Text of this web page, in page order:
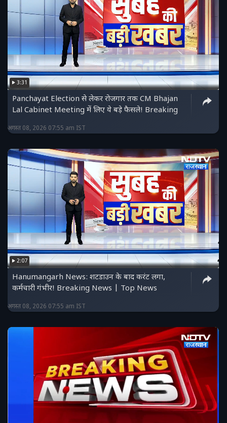
3:31
Panchayat Election से लेकर रोजगार तक CM Bhajan
Lal Cabinet Meeting में लिए ये बड़े फैसले! Breaking
अगस्त 08, 2026 07:55 am IST
2:07
Hanumangarh News: शटडाउन के बाद करंट लगा,
कर्मचारी गंभीर! Breaking News | Top News
अगस्त 08, 2026 07:55 am IST